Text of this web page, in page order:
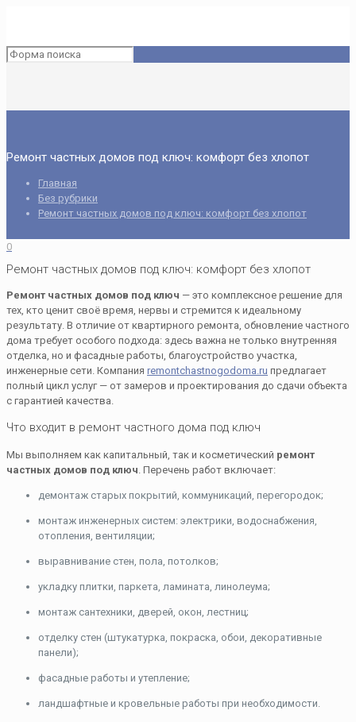
Ремонт частных домов под ключ: комфорт без хлопот
Главная
Без рубрики
Ремонт частных домов под ключ: комфорт без хлопот
0
Ремонт частных домов под ключ: комфорт без хлопот
Ремонт частных домов под ключ — это комплексное решение для
тех, кто ценит своё время, нервы и стремится к идеальному
результату. В отличие от квартирного ремонта, обновление частного
дома требует особого подхода: здесь важна не только внутренняя
отделка, но и фасадные работы, благоустройство участка,
инженерные сети. Компания remontchastnogodoma.ru предлагает
полный цикл услуг — от замеров и проектирования до сдачи объекта
с гарантией качества.
Что входит в ремонт частного дома под ключ
Мы выполняем как капитальный, так и косметический ремонт
частных домов под ключ. Перечень работ включает:
демонтаж старых покрытий, коммуникаций, перегородок;
монтаж инженерных систем: электрики, водоснабжения,
отопления, вентиляции;
выравнивание стен, пола, потолков;
укладку плитки, паркета, ламината, линолеума;
монтаж сантехники, дверей, окон, лестниц;
отделку стен (штукатурка, покраска, обои, декоративные
панели);
фасадные работы и утепление;
ландшафтные и кровельные работы при необходимости.